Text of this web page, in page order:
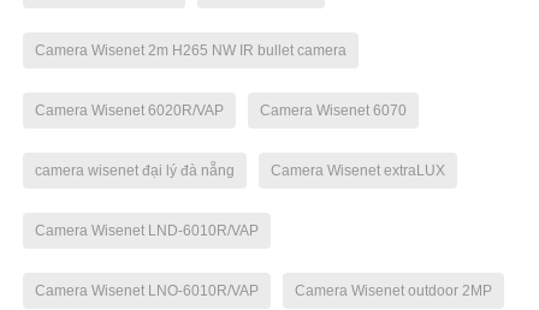
Camera Wisenet 2m H265 NW IR bullet camera
Camera Wisenet 6020R/VAP Camera Wisenet 6070
camera wisenet đại lý đà nẵng Camera Wisenet extraLUX
Camera Wisenet LND-6010R/VAP
Camera Wisenet LNO-6010R/VAP Camera Wisenet outdoor 2MP